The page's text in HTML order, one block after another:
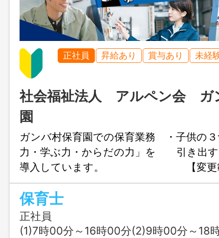
正社員 昇給あり 賞与あり 未経
社会福祉法人 アルペン会 ガ
園
ガンバ村保育園での保育業務 ・子供の
力・学ぶ力・からだの力」を 引き出す
導入しています。 【変更範
し】
保育士
正社員
(1)7時00分～16時00分(2)9時00分～18時00分